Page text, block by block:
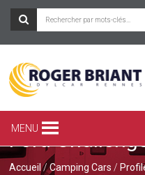
ROGER
BRIANT
SPÉCIALISTE
CAMPING-
CAR
MENU
Ford
Accueil/Camping Cars /